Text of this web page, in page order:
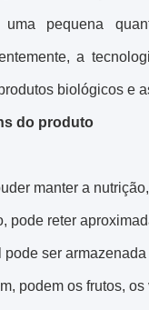
uma pequena
a
biológicos e
do produto
manter a
pode reter
pode ser
podem os frutos,